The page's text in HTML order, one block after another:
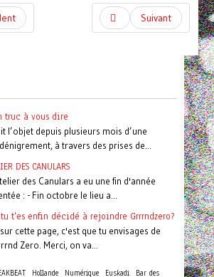
Suivant
truc à vous dire
l’objet depuis plusieurs mois d’une
à travers des prises de...
DES CANULARS
des Canulars a eu une fin d'année
: - Fin octobre le lieu a...
t'es enfin décidé à rejoindre Grrrndzero?
cette page, c'est que tu envisages de
Zero. Merci, on va...
Hollande Numérique Euskadi Bar des